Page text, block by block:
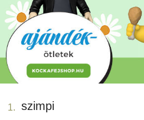
1. szimpi